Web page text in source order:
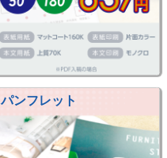
パンフレット